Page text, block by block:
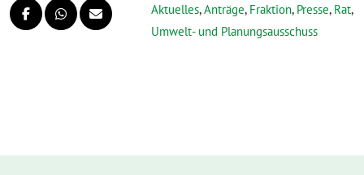
Aktuelles,Anträge, Fraktion, Presse, Rat,
Umwelt- und Planungsausschuss